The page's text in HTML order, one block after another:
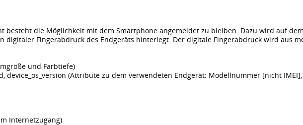
besteht die Möglichkeit mit dem Smartphone angemeldet zu bleiben. Dazu wird auf
digitaler Fingerabdruck des Endgeräts hinterlegt. Der digitale Fingerabdruck wird aus
und Farbtiefe)
device_os_version (Attribute zu dem verwendeten Endgerät: Modellnummer [nicht
Internetzugang)